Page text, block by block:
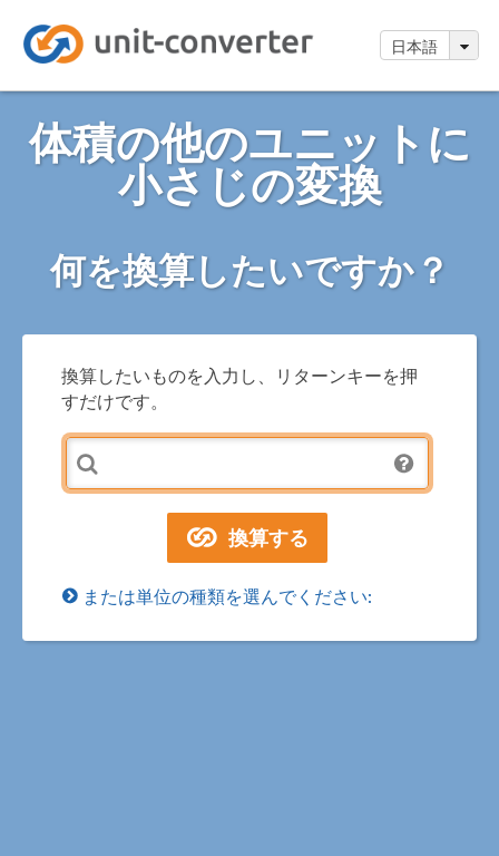
日本語
体積の他のユニットに
小さじの変換
何を換算したいですか？
換算したいものを入力し、リターンキーを押
すだけです。
または単位の種類を選んでください: